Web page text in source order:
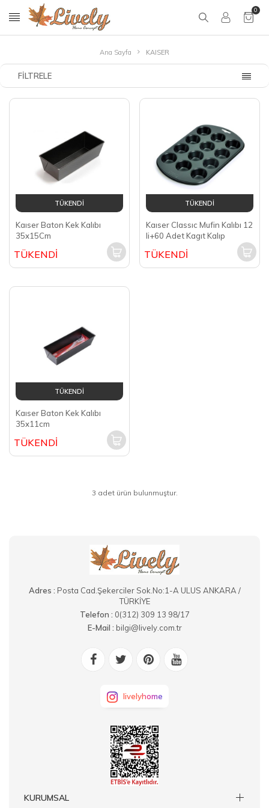
0
Ana Sayfa KAISER
FILTRELE
TÜKENDİ
Kaıser Baton Kek Kalıbı
35x15Cm
TÜKENDİ
TÜKENDİ
Kaıser Classıc Mufin Kalıbı 12
li+60 Adet Kagıt Kalıp
TÜKENDİ
TÜKENDİ
Kaıser Baton Kek Kalıbı
35x11cm
TÜKENDİ
3 adet ürün bulunmuştur.
Adres : Posta Cad.Şekerciler Sok.No:1-A ULUS ANKARA /
TÜRKİYE
Telefon : 0(312) 309 13 98/17
E-Mail : bilgi@lively.com.tr
livelyhome
KURUMSAL